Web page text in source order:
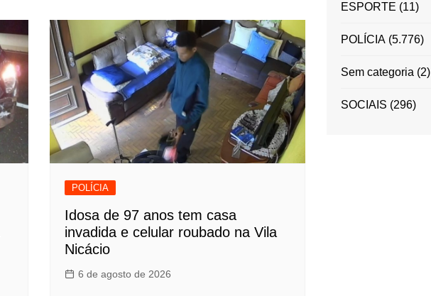
POLÍCIA
Idosa de 97 anos tem casa
invadida e celular roubado na Vila
Nicácio
6 de agosto de 2026
ESPORTE (11)
POLÍCIA (5.776)
Sem categoria (2)
SOCIAIS (296)